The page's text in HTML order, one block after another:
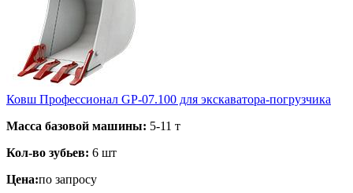
Ковш Профессионал GP-07.100 для экскаватора-погрузчика
Масса базовой машины: 5-11 т
Кол-во зубьев: 6 шт
Цена:по запросу